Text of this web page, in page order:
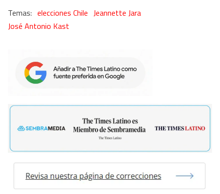
elecciones Chile Jeannette Jara
José Antonio Kast